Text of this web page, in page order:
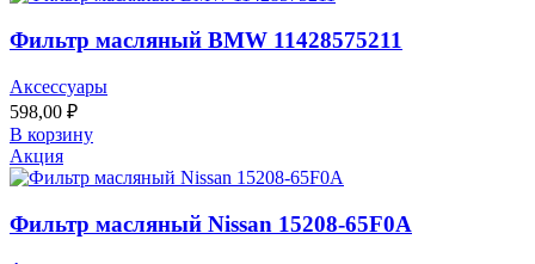
Фильтр масляный BMW 11428575211
Аксессуары
598,00 ₽
В корзину
Акция
Фильтр масляный Nissan 15208-65F0A